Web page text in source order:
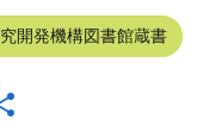
開発機構図書館蔵書